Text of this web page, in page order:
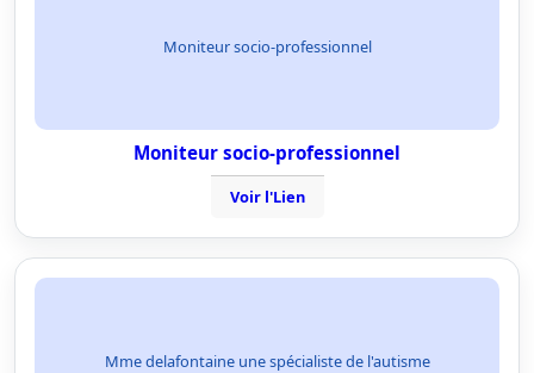
Moniteur socio-professionnel
Moniteur socio-professionnel
Voir l'Lien
Mme delafontaine une spécialiste de l'autisme